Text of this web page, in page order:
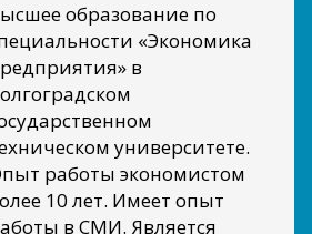
образование по
«Экономика
в
университете.
работы экономистом
10 лет. Имеет опыт
в СМИ. Является